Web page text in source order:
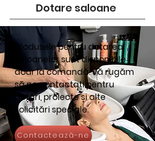
Dotare saloane
Produsele pentru dotarea
saloanelor sunt disponibile
doar la comandă. Vă rugăm
să ne contactați pentru
dotări, proiecte și alte
solicitări speciale.
Contactează-ne